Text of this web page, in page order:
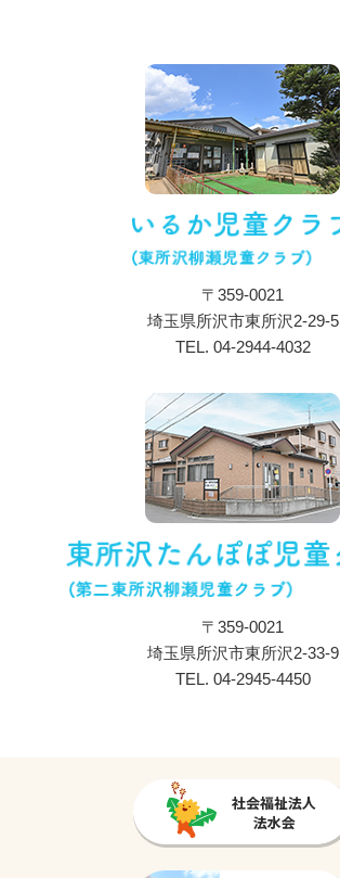
特色・教育内容
施設について
保育目標・コンセプト
施設・設備紹介
アクセス
プライバシーポリシー
〒359-0021
埼玉県所沢市東所沢2-29-5
TEL. 04-2944-4032
〒359-0021
埼玉県所沢市東所沢2-33-9
TEL. 04-2945-4450